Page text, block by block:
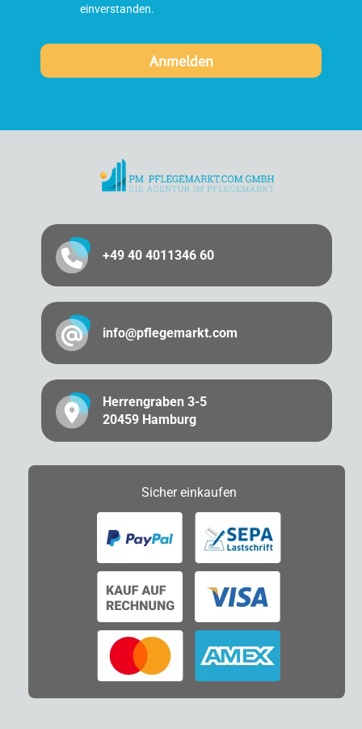
einverstanden.
+49 40 4011346 60
info@pflegemarkt.com
Herrengraben 3-5
20459 Hamburg
Sichereinkaufen